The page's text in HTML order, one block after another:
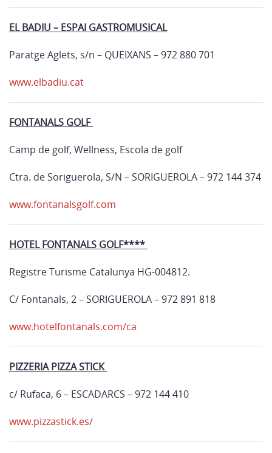
EL BADIU – ESPAI GASTROMUSICAL
Paratge Aglets, s/n – QUEIXANS – 972 880 701
www.elbadiu.cat
FONTANALS GOLF
Camp de golf, Wellness, Escola de golf
Ctra. de Soriguerola, S/N – SORIGUEROLA – 972 144 374
www.fontanalsgolf.com
HOTEL FONTANALS GOLF****
Registre Turisme Catalunya HG-004812.
C/ Fontanals, 2 – SORIGUEROLA – 972 891 818
www.hotelfontanals.com/ca
PIZZERIA PIZZA STICK
c/ Rufaca, 6 – ESCADARCS – 972 144 410
www.pizzastick.es/